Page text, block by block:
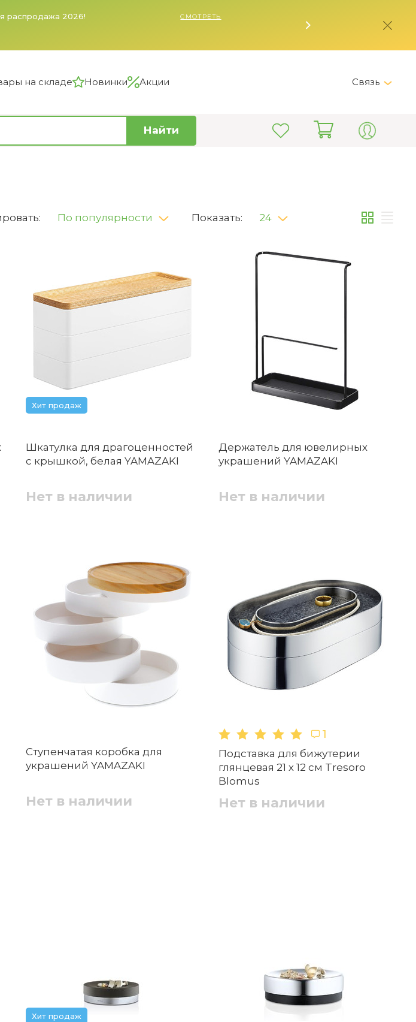
и воскресенье, будут
на складе Новинки Акции Связь
+7 (495) 150-82-28
Найти
По популярности Показать: 24
Хит продаж
Шкатулка для драгоценностей
с крышкой, белая YAMAZAKI
Нет в наличии
Держатель для ювелирных
украшений YAMAZAKI
Нет в наличии
Ступенчатая коробка для
украшений YAMAZAKI
Нет в наличии
1
Подставка для бижутерии
глянцевая 21 х 12 см Tresoro
Blomus
Нет в наличии
Хит продаж